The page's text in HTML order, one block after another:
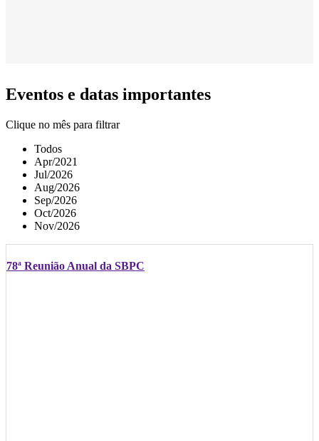
Eventos e datas importantes
Clique no mês para filtrar
Todos
Apr/2021
Jul/2026
Aug/2026
Sep/2026
Oct/2026
Nov/2026
78ª Reunião Anual da SBPC